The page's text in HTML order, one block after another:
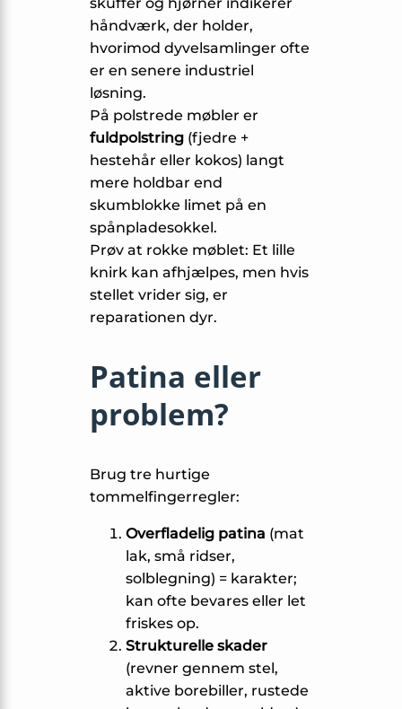
håndværk, der holder,
hvorimod dyvelsamlinger ofte
er en senere industriel
løsning.
På polstrede møbler er
fuldpolstring (fjedre +
hestehår eller kokos) langt
mere holdbar end
skumblokke limet på en
spånplade­sokkel.
Prøv at rokke møblet: Et lille
knirk kan afhjælpes, men hvis
stellet vrider sig, er
reparationen dyr.
Patina eller
problem?
Brug tre hurtige
tommelfinger­regler:
Overfladelig patina (mat
lak, små ridser,
solblegning) = karakter;
kan ofte bevares eller let
friskes op.
Strukturelle skader
(revner gennem stel,
aktive borebiller, rustede